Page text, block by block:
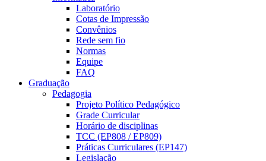
Laboratório
Cotas de Impressão
Convênios
Rede sem fio
Normas
Equipe
FAQ
Graduação
Pedagogia
Projeto Político Pedagógico
Grade Curricular
Horário de disciplinas
TCC (EP808 / EP809)
Práticas Curriculares (EP147)
Legislação